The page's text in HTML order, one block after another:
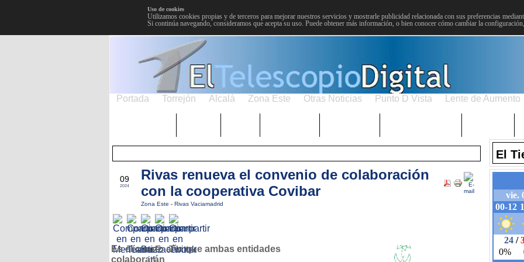
Uso de cookies
Utilizamos cookies propias y de terceros para mejorar nuestros servicios y mostrarle publicidad relacionada con sus preferencias
Si continúa navegando, consideramos que acepta su uso. Puede obtener más información, o bien conocer cómo cambiar la
Portada Torrejón Alcalá Zona Este Otras Noticias Punto D Vista Lente de Aumento
09
2024
Rivas renueva el convenio de colaboración
con la cooperativa Covibar
Zona Este - Rivas Vaciamadrid
Es el cuarto año que ambas entidades
colaborarán
El